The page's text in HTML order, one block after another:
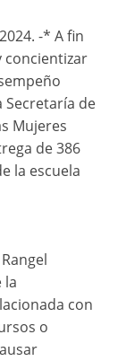
-* A fin
concientizar
Secretaría de
Mujeres
de 386
la escuela
la
con
o